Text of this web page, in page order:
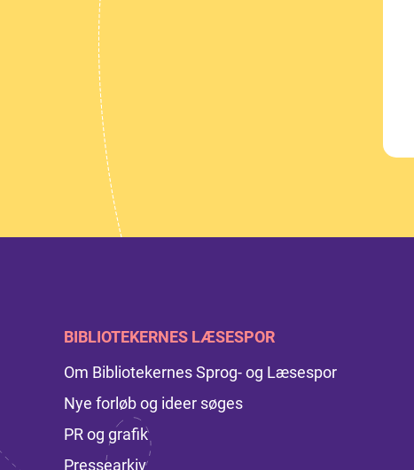
BIBLIOTEKERNES LÆSESPOR
Om Bibliotekernes Sprog- og Læsespor
Nye forløb og ideer søges
PR og grafik
Pressearkiv